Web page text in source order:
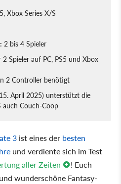
Xbox Series X/S
2 bis 4 Spieler
2 Spieler auf PC, PS5 und Xbox
2 Controller benötigt
April 2025) unterstützt die
auch Couch-Coop
3 ist eines der besten
und verdiente sich im Test
aller Zeiten
! Euch
wunderschöne Fantasy-